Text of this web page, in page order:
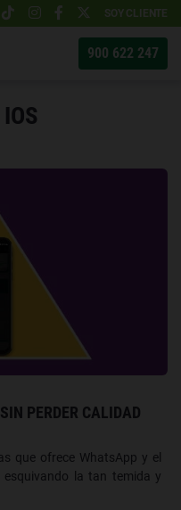
SOY CLIENTE
900 622 247
PERDER CALIDAD
que ofrece WhatsApp y el
la tan temida y